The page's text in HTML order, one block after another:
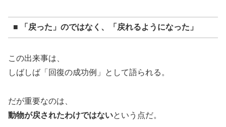
■ 「戻った」のではなく、「戻れるようになった」
この出来事は、
しばしば「回復の成功例」として語られる。
だが重要なのは、
動物が戻されたわけではないという点だ。